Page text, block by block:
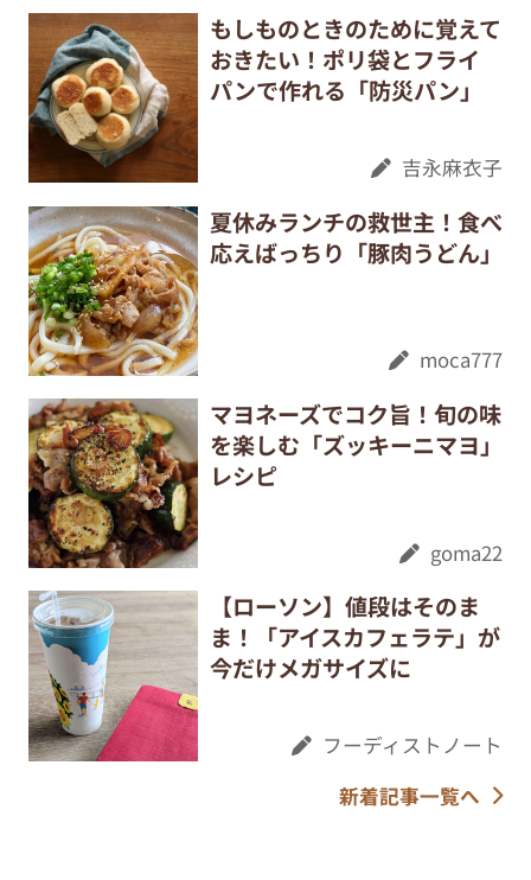
もしものときのために覚えて
おきたい！ポリ袋とフライ
パンで作れる「防災パン」
吉永麻衣子
夏休みランチの救世主！食べ
応えばっちり「豚肉うどん」
moca777
マヨネーズでコク旨！旬の味
を楽しむ「ズッキーニマヨ」
レシピ
goma22
【ローソン】値段はそのま
ま！「アイスカフェラテ」が
今だけメガサイズに
フーディストノート
新着記事一覧へ